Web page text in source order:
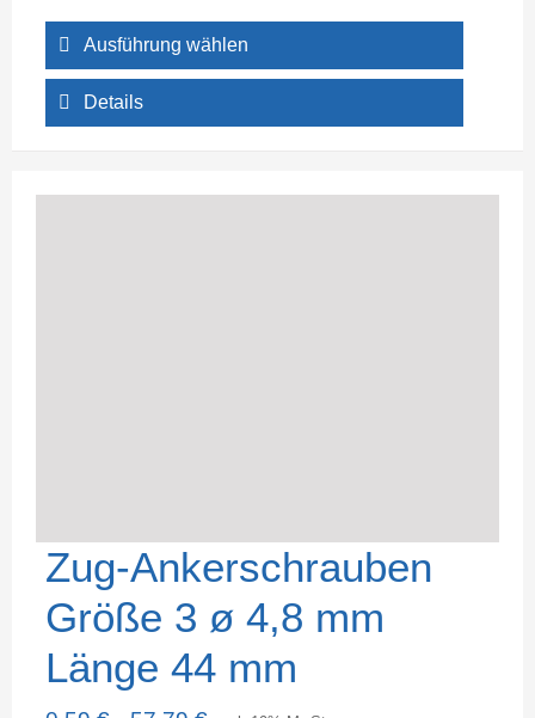
Ausführung wählen
Details
Zug-Ankerschrauben
Größe 3 ø 4,8 mm
Länge 44 mm